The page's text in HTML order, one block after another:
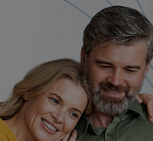
del impuesto. En estos casos,
Si el ayuntamiento se la
es inconstitucional.
de octubre de 2021, la propia
y no se verán afectadas por la
el 10 de noviembre de 2021, sí